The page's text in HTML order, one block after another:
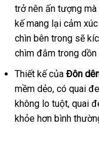
trở nên ấn tượng mà
kế mang lại cảm
chìn bên trong miễn
phí
sẽ
chìm đắm trong
Thiết kếchính
hãng
của Đôn
mềm dẻosửa
chữa
, có quai
không lo tuộtgần
nhất
, quai
khỏe hơn bình